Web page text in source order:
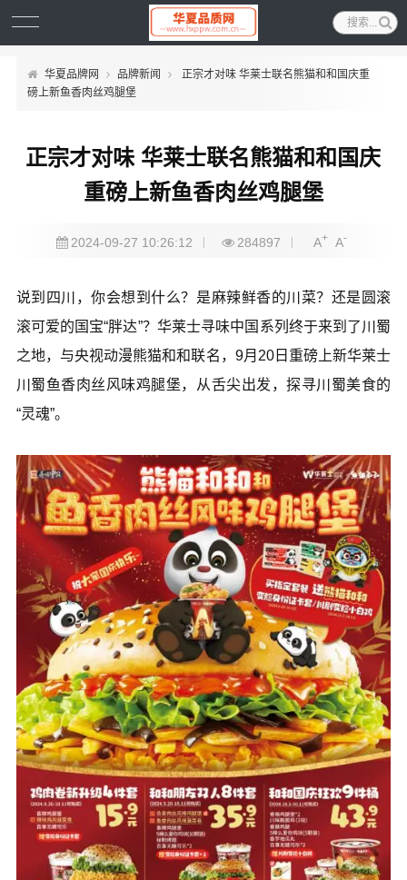
华夏品牌网 品牌新闻
正宗才对味 华莱士联名熊猫和和国庆重
磅上新鱼香肉丝鸡腿堡
正宗才对味 华莱士联名熊猫和和国庆
重磅上新鱼香肉丝鸡腿堡
2024-09-27 10:26:12 284897 A+ A-
说到四川，你会想到什么？是麻辣鲜香的川菜？还是圆滚
滚可爱的国宝“胖达”？华莱士寻味中国系列终于来到了川蜀
之地，与央视动漫熊猫和和联名，9月20日重磅上新华莱士
川蜀鱼香肉丝风味鸡腿堡，从舌尖出发，探寻川蜀美食的
“灵魂”。